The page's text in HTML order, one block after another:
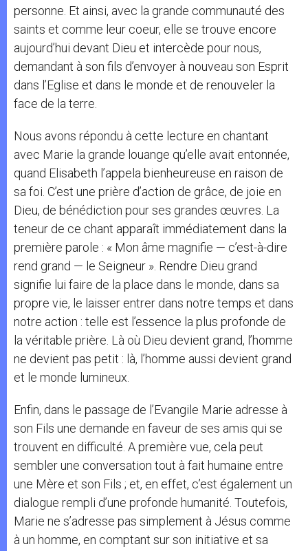
personne. Et ainsi, avec la grande communauté des
saints et comme leur coeur, elle se trouve encore
aujourd’hui devant Dieu et intercède pour nous,
demandant à son fils d’envoyer à nouveau son Esprit
dans l’Eglise et dans le monde et de renouveler la
face de la terre.
Nous avons répondu à cette lecture en chantant
avec Marie la grande louange qu’elle avait entonnée,
quand Elisabeth l’appela bienheureuse en raison de
sa foi. C’est une prière d’action de grâce, de joie en
Dieu, de bénédiction pour ses grandes œuvres. La
teneur de ce chant apparaît immédiatement dans la
première parole : « Mon âme magnifie — c’est-à-dire
rend grand — le Seigneur ». Rendre Dieu grand
signifie lui faire de la place dans le monde, dans sa
propre vie, le laisser entrer dans notre temps et dans
notre action : telle est l’essence la plus profonde de
la véritable prière. Là où Dieu devient grand, l’homme
ne devient pas petit : là, l’homme aussi devient grand
et le monde lumineux.
Enfin, dans le passage de l’Evangile Marie adresse à
son Fils une demande en faveur de ses amis qui se
trouvent en difficulté. A première vue, cela peut
sembler une conversation tout à fait humaine entre
une Mère et son Fils ; et, en effet, c’est également un
dialogue rempli d’une profonde humanité. Toutefois,
Marie ne s’adresse pas simplement à Jésus comme
à un homme, en comptant sur son initiative et sa